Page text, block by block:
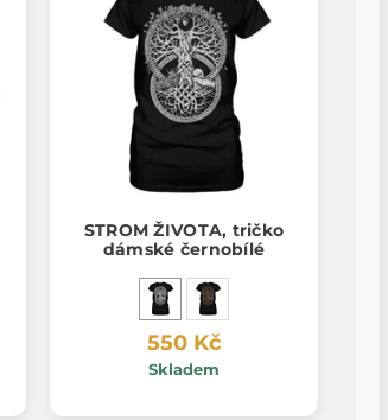
STROM ŽIVOTA, tričko
dámské černobílé
550 Kč
Skladem